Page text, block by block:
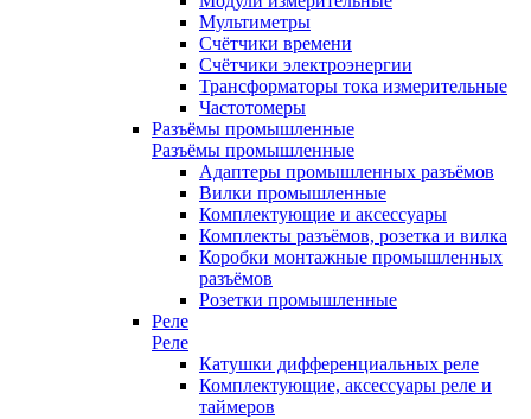
Мультиметры
Счётчики времени
Счётчики электроэнергии
Трансформаторы тока измерительные
Частотомеры
Разъёмы промышленные
Разъёмы промышленные
Адаптеры промышленных разъёмов
Вилки промышленные
Комплектующие и аксессуары
Комплекты разъёмов, розетка и вилка
Коробки монтажные промышленных
разъёмов
Розетки промышленные
Реле
Реле
Катушки дифференциальных реле
Комплектующие, аксессуары реле и
таймеров